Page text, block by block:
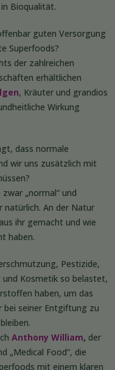
Bioqualität.
guten Versorgung
Superfoods?
der zahlreichen
erhältlichen
, Kräuter und grandios
Wirkung
dass normale
wir uns zusätzlich mit
„normal“ und
natürlich. An der Natur
ihr gemacht und wie
haben.
Pestizide,
und Kosmetik so belastet,
haben, um das
bei seiner Entgiftung zu
Anthony William, der
„Medical Food“, die
mit einem klaren